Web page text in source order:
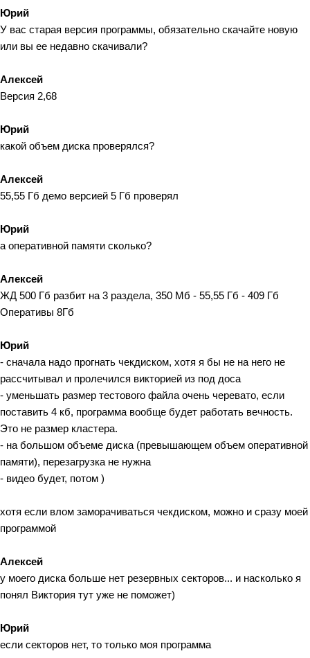
Юрий
У вас старая версия программы, обязательно скачайте новую
или вы ее недавно скачивали?
Алексей
Версия 2,68
Юрий
какой объем диска проверялся?
Алексей
55,55 Гб демо версией 5 Гб проверял
Юрий
а оперативной памяти сколько?
Алексей
ЖД 500 Гб разбит на 3 раздела, 350 Мб - 55,55 Гб - 409 Гб
Оперативы 8Гб
Юрий
- сначала надо прогнать чекдиском, хотя я бы не на него не
рассчитывал и пролечился викторией из под доса
- уменьшать размер тестового файла очень черевато, если
поставить 4 кб, программа вообще будет работать вечность.
Это не размер кластера.
- на большом объеме диска (превышающем объем оперативной
памяти), перезагрузка не нужна
- видео будет, потом )
хотя если влом заморачиваться чекдиском, можно и сразу моей
программой
Алексей
у моего диска больше нет резервных секторов... и насколько я
понял Виктория тут уже не поможет)
Юрий
если секторов нет, то только моя программа